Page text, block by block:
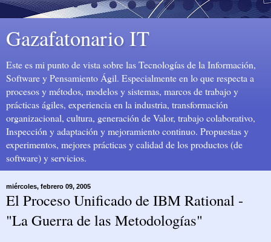
Gazafatonario IT
Este es mi punto de vista sobre las Tecnologías de la Información,
Software y Pensamiento Ágil. Especialmente en lo que respecta a
procesos y métodos, modelos y sistemas, marcos de trabajo y
prácticas ágiles, experiencia en la industria, transformación
organizacional, cultura, generación de Valor, trabajo colaborativo,
Inspección y adaptación y mejoramiento continuo. Propuestas y
experimentos, mejores prácticas y calidad de los productos (de
software) y servicios.
miércoles, febrero 09, 2005
El Proceso Unificado de IBM Rational -
"La Guerra de las Metodologías"